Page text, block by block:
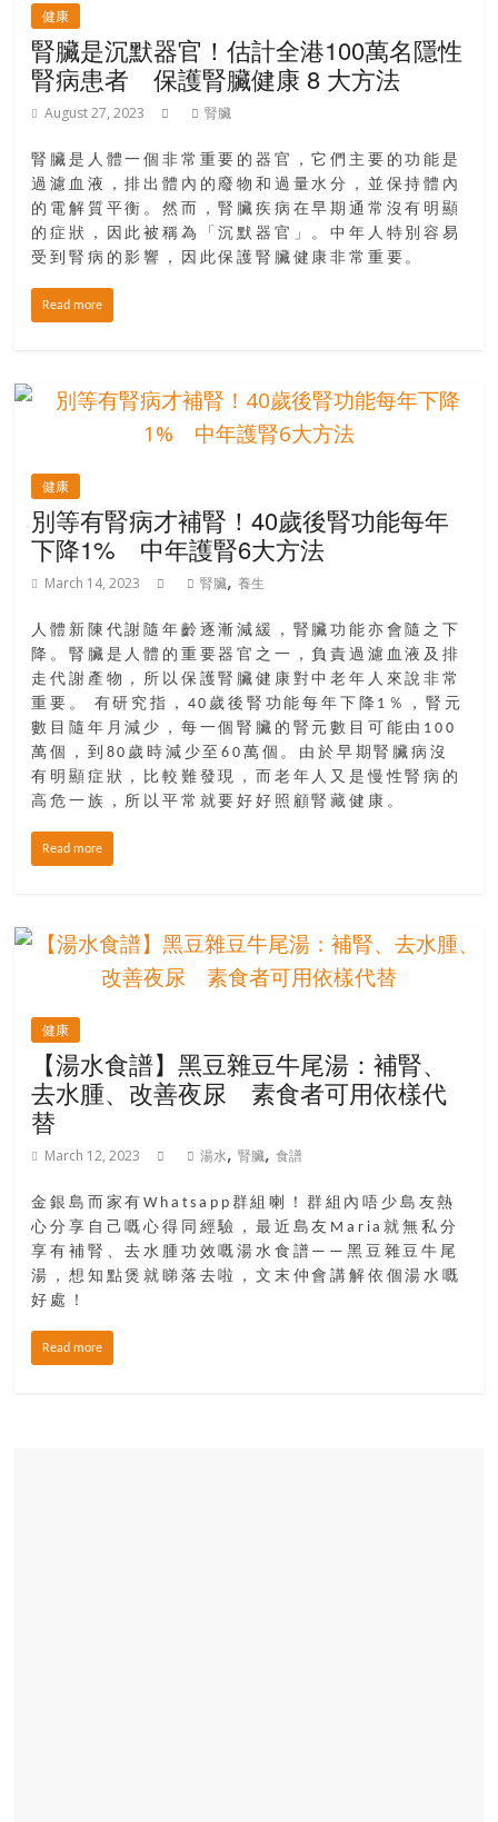
健康
腎臟是沉默器官！估計全港100萬名隱性
腎病患者 保護腎臟健康 8 大方法
August 27, 2023 腎臟
腎臟是人體一個非常重要的器官，它們主要的功能是
過濾血液，排出體內的廢物和過量水分，並保持體內
的電解質平衡。然而，腎臟疾病在早期通常沒有明顯
的症狀，因此被稱為「沉默器官」。中年人特別容易
受到腎病的影響，因此保護腎臟健康非常重要。
Read more
健康
別等有腎病才補腎！40歲後腎功能每年
下降1% 中年護腎6大方法
March 14, 2023 腎臟,養生
人體新陳代謝隨年齡逐漸減緩，腎臟功能亦會隨之下
降。腎臟是人體的重要器官之一，負責過濾血液及排
走代謝產物，所以保護腎臟健康對中老年人來說非常
重要。 有研究指，40歲後腎功能每年下降1％，腎元
數目隨年月減少，每一個腎臟的腎元數目可能由100
萬個，到80歲時減少至60萬個。由於早期腎臟病沒
有明顯症狀，比較難發現，而老年人又是慢性腎病的
高危一族，所以平常就要好好照顧腎藏健康。
Read more
健康
【湯水食譜】黑豆雜豆牛尾湯：補腎、
去水腫、改善夜尿 素食者可用依樣代
替
March 12, 2023 湯水,腎臟,食譜
金銀島而家有Whatsapp群組喇！群組內唔少島友熱
心分享自己嘅心得同經驗，最近島友Maria就無私分
享有補腎、去水腫功效嘅湯水食譜——黑豆雜豆牛尾
湯，想知點煲就睇落去啦，文末仲會講解依個湯水嘅
好處！
Read more